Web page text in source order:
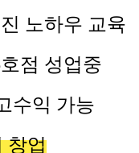
노하우 교육
호점 성업중
수익 가능
창업